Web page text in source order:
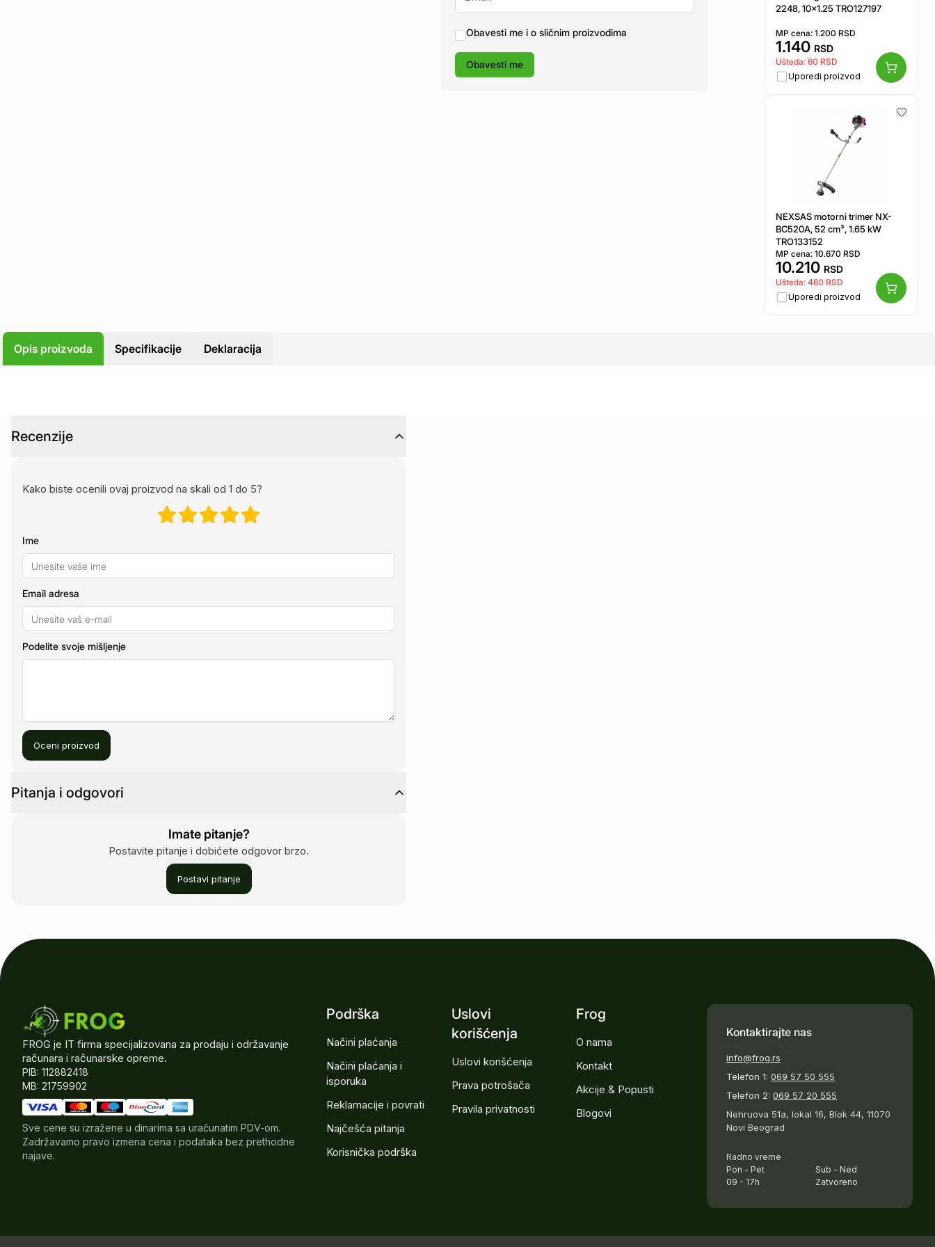
Obavesti me i o sličnim proizvodima
Obavesti me
2248, 10x1.25 TRO127197
MP cena: 1.200 RSD
1.140 RSD
Ušteda: 60 RSD
Uporedi proizvod
NEXSAS motorni trimer NX-
BC520A, 52 cm³, 1.65 kW
TRO133152
MP cena: 10.670 RSD
10.210 RSD
Ušteda: 460 RSD
Uporedi proizvod
Opis proizvoda Specifikacije Deklaracija
Recenzije
Kako biste ocenili ovaj proizvod na skali od 1 do 5?
Ime
Email adresa
Podelite svoje mišljenje
Oceni proizvod
Pitanja i odgovori
Imate pitanje?
Postavite pitanje i dobićete odgovor brzo.
Postavi pitanje
FROG je IT firma specijalizovana za prodaju i održavanje
računara i računarske opreme.
PIB: 112882418
MB: 21759902
Sve cene su izražene u dinarima sa uračunatim PDV-om.
Zadržavamo pravo izmena cena i podataka bez prethodne
najave.
Podrška
Načini plaćanja
Načini plaćanja i
isporuka
Reklamacije i povrati
Najčešća pitanja
Korisnička podrška
Uslovi
korišćenja
Uslovi korišćenja
Prava potrošača
Pravila privatnosti
Frog
O nama
Kontakt
Akcije & Popusti
Blogovi
Kontaktirajte nas
info@frog.rs
Telefon 1: 069 57 50 555
Telefon 2: 069 57 20 555
Nehruova 51a, lokal 16, Blok 44, 11070
Novi Beograd
Radno vreme
Pon - Pet
09 - 17h
Sub - Ned
Zatvoreno